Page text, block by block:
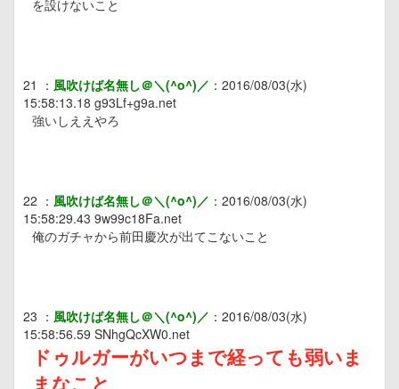
を設けないこと
21 ： 風吹けば名無し＠＼(^o^)／ ： 2016/08/03(水)
15:58:13.18 g93Lf+g9a.net
強いしええやろ
22 ： 風吹けば名無し＠＼(^o^)／ ： 2016/08/03(水)
15:58:29.43 9w99c18Fa.net
俺のガチャから前田慶次が出てこないこと
23 ： 風吹けば名無し＠＼(^o^)／ ： 2016/08/03(水)
15:58:56.59 SNhgQcXW0.net
ドゥルガーがいつまで経っても弱いま
まなこと